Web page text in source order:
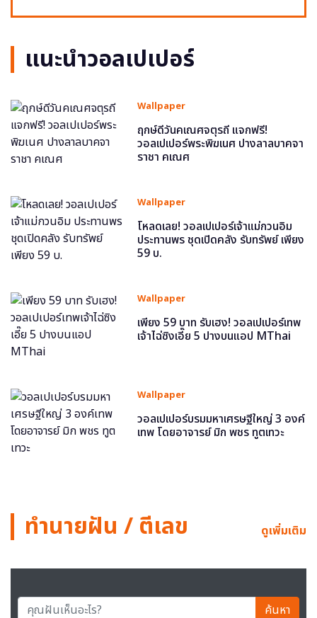
แนะนำวอลเปเปอร์
Wallpaper
ฤกษ์ดีวันคเณศจตุรถี แจกฟรี!
วอลเปเปอร์พระพิฆเนศ ปางลาลบาคจา
ราชา คเณศ
Wallpaper
โหลดเลย! วอลเปเปอร์เจ้าแม่กวนอิม
ประทานพร ชุดเปิดคลัง รับทรัพย์ เพียง
59 บ.
Wallpaper
เพียง 59 บาท รับเฮง! วอลเปเปอร์เทพ
เจ้าไฉ่ซิงเอี๊ย 5 ปางบนแอป MThai
Wallpaper
วอลเปเปอร์บรมมหาเศรษฐีใหญ่ 3 องค์
เทพ โดยอาจารย์ มิก พชร ทูตเทวะ
ทำนายฝัน / ตีเลข ดูเพิ่มเติม
ค้นหา